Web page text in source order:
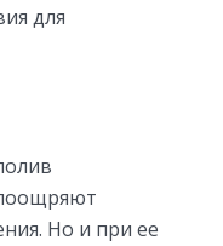
для
Но и при ее